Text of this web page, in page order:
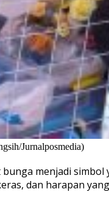
Jurnalposmedia)
bunga menjadi
dan harapan